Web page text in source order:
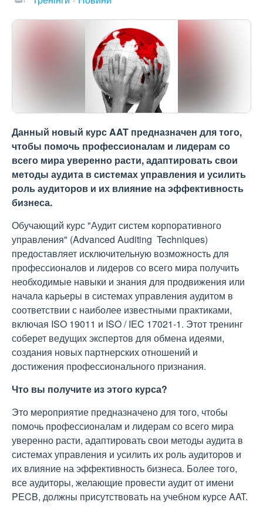
Данный новый курс AAT предназначен для того,
чтобы помочь профессионалам и лидерам со
всего мира уверенно расти, адаптировать свои
методы аудита в системах управления и усилить
роль аудиторов и их влияние на эффективность
бизнеса.
Обучающий курс "Аудит систем корпоративного
управления" (Advanced Auditing Techniques)
предоставляет исключительную возможность для
профессионалов и лидеров со всего мира получить
необходимые навыки и знания для продвижения или
начала карьеры в системах управления аудитом в
соответствии с наиболее известными практиками,
включая ISO 19011 и ISO / IEC 17021-1. Этот тренинг
соберет ведущих экспертов для обмена идеями,
создания новых партнерских отношений и
достижения профессионального признания.
Что вы получите из этого курса?
Это мероприятие предназначено для того, чтобы
помочь профессионалам и лидерам со всего мира
уверенно расти, адаптировать свои методы аудита в
системах управления и усилить их роль аудиторов и
их влияние на эффективность бизнеса. Более того,
все аудиторы, желающие провести аудит от имени
PECB, должны присутствовать на учебном курсе AAT.